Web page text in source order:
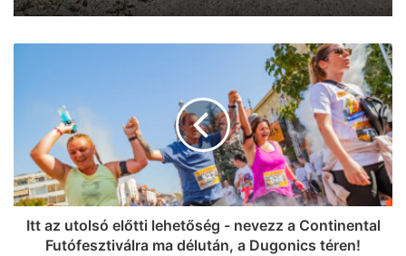
Itt az utolsó előtti lehetőség - nevezz a Continental
Futófesztiválra ma délután, a Dugonics téren!